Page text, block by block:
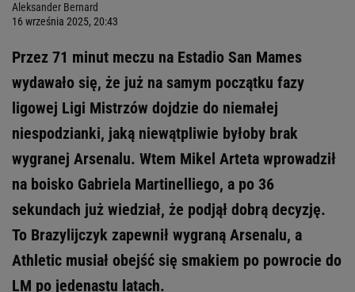
Aleksander Bernard
16 września 2025, 20:43
Przez 71 minut meczu na Estadio San Mames
wydawało się, że już na samym początku fazy
ligowej Ligi Mistrzów dojdzie do niemałej
niespodzianki, jaką niewątpliwie byłoby brak
wygranej Arsenalu. Wtem Mikel Arteta wprowadził
na boisko Gabriela Martinelliego, a po 36
sekundach już wiedział, że podjął dobrą decyzję.
To Brazylijczyk zapewnił wygraną Arsenalu, a
Athletic musiał obejść się smakiem po powrocie do
LM po jedenastu latach.